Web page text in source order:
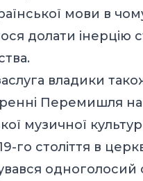
мови в
долати інерцію
владики
Перемишля
музичної
го століття в
одноголосий